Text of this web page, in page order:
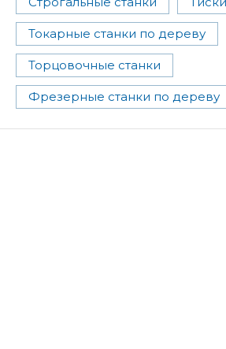
Токарные станки по дереву
Торцовочные станки
Фрезерные станки по дереву